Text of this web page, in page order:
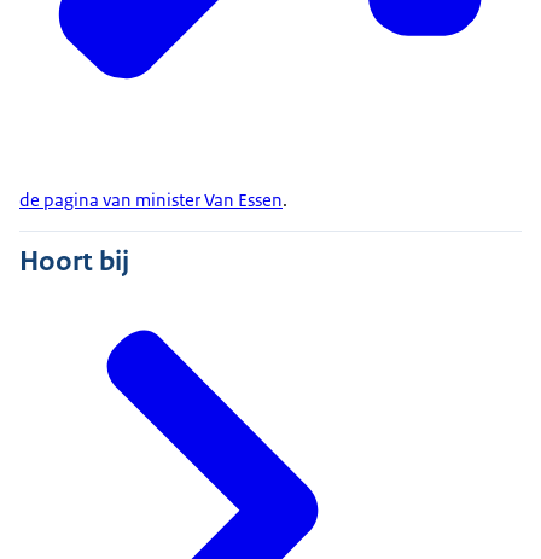
de pagina van minister Van Essen.
Hoort bij